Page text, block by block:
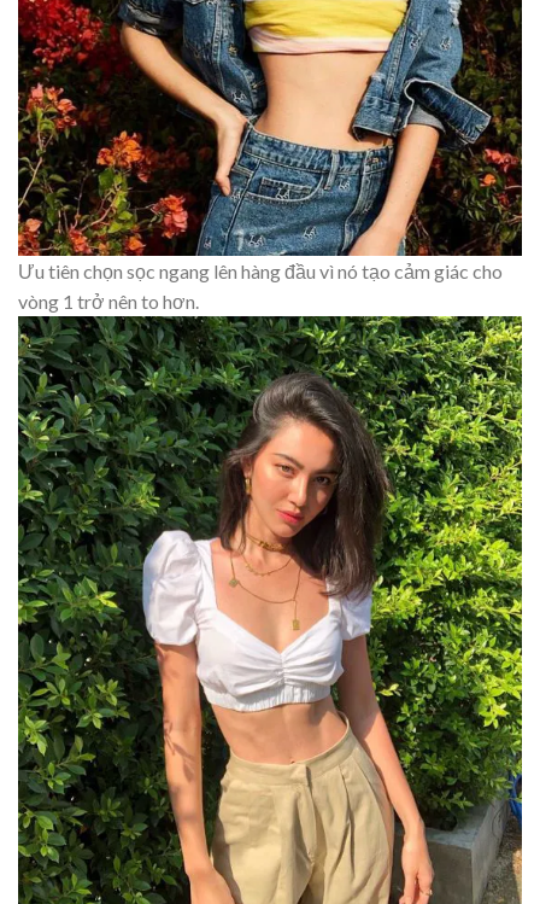
Ưu tiên chọn sọc ngang lên hàng đầu vì nó tạo cảm giác cho
vòng 1 trở nên to hơn.